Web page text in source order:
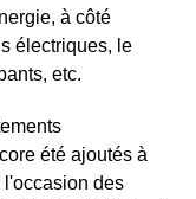
à côté
électriques, le
etc.
été ajoutés à
l'occasion des